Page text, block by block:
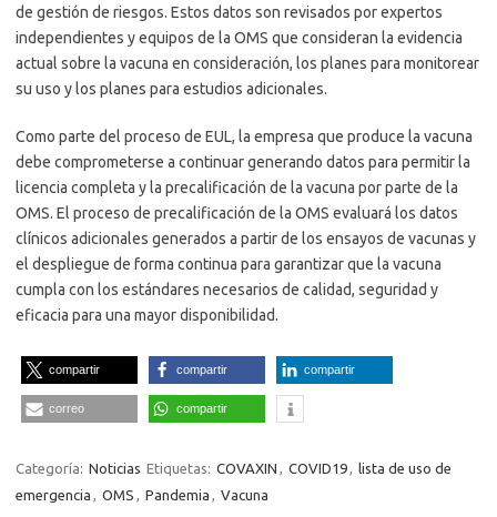
de gestión de riesgos. Estos datos son revisados por expertos
independientes y equipos de la OMS que consideran la evidencia
actual sobre la vacuna en consideración, los planes para monitorear
su uso y los planes para estudios adicionales.
Como parte del proceso de EUL, la empresa que produce la vacuna
debe comprometerse a continuar generando datos para permitir la
licencia completa y la precalificación de la vacuna por parte de la
OMS. El proceso de precalificación de la OMS evaluará los datos
clínicos adicionales generados a partir de los ensayos de vacunas y
el despliegue de forma continua para garantizar que la vacuna
cumpla con los estándares necesarios de calidad, seguridad y
eficacia para una mayor disponibilidad.
compartir compartir compartir
correo compartir
Categoría: Noticias Etiquetas: COVAXIN , COVID19, lista de uso de
emergencia , OMS , Pandemia , Vacuna